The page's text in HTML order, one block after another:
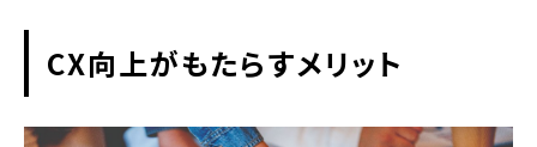
CX向上がもたらすメリット